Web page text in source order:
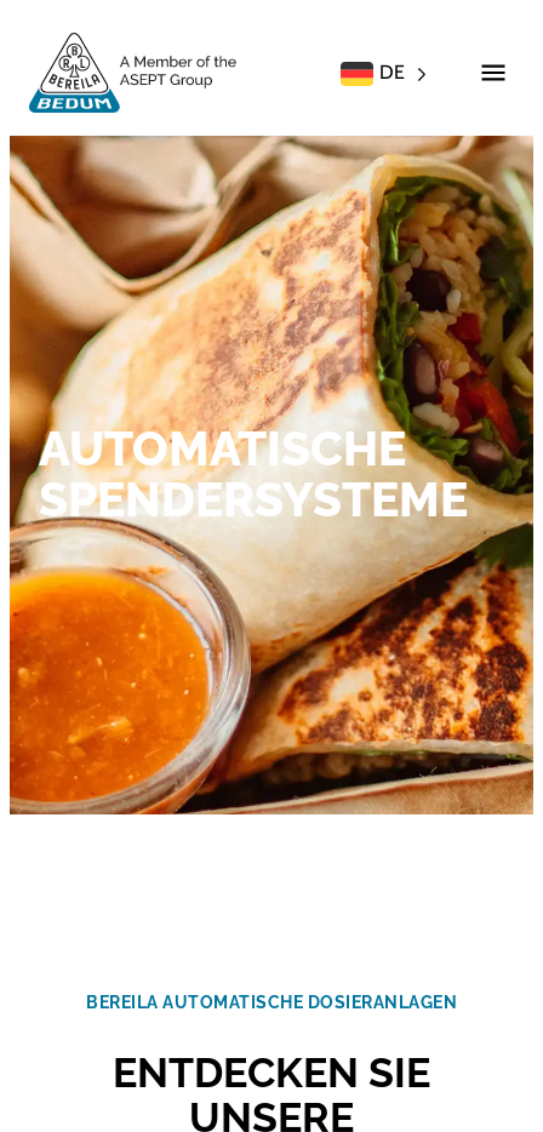
DE
AUTOMATISCHE
SPENDERSYSTEME
BEREILA AUTOMATISCHE DOSIERANLAGEN
ENTDECKEN SIE
UNSERE